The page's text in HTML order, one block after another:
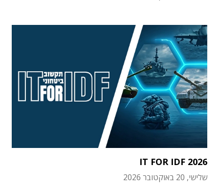
IT FOR IDF 2026
שלישי, 20 באוקטובר 2026